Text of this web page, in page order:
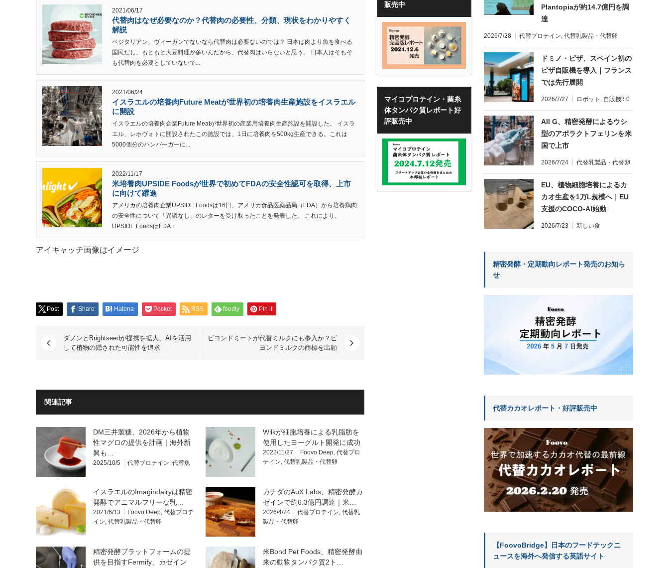
2021/06/17
代替肉はなぜ必要なのか？代替肉の必要性、分類、現状をわかりやすく
解説
ベジタリアン、ヴィーガンでないなら代替肉は必要ないのでは？ 日本は肉より魚を食べる
国民だし、もともと大豆料理が多いんだから、代替肉はいらないと思う。 日本人はそもそ
も代替肉を必要としていないで...
2021/06/24
イスラエルの培養肉Future Meatが世界初の培養肉生産施設をイスラエル
に開設
イスラエルの培養肉企業Future Meatが世界初の産業用培養肉生産施設を開設した。 イスラ
エル、レホヴォトに開設されたこの施設では、1日に培養肉を500kg生産できる。これは
5000個分のハンバーガーに...
2022/11/17
米培養肉UPSIDE Foodsが世界で初めてFDAの安全性認可を取得、上市
に向けて躍進
アメリカの培養肉企業UPSIDE Foodsは16日、アメリカ食品医薬品局（FDA）から培養鶏肉
の安全性について「異議なし」のレターを受け取ったことを発表した。 これにより、
UPSIDE FoodsはFDA...
アイキャッチ画像はイメージ
Post Share Hatena Pocket RSS feedly Pin it
ダノンとBrightseedが提携を拡大、AIを活用
して植物の隠された可能性を追求
ビヨンドミートが代替ミルクにも参入か？ビ
ヨンドミルクの商標を出願
関連記事
DM三井製糖、2026年から植物
性マグロの提供を計画｜海外新
興も…
2025/10/5 代替プロテイン, 代替魚
Wilkが細胞培養による乳脂肪を
使用したヨーグルト開発に成功
2022/11/27 Foovo Deep, 代替プロ
テイン, 代替乳製品・代替卵
イスラエルのImagindairyは精密
発酵でアニマルフリーな乳…
2021/6/13 Foovo Deep, 代替プロテ
イン, 代替乳製品・代替卵
カナダのAuX Labs、精密発酵カ
ゼインで約6.3億円調達｜米…
2026/4/24 代替プロテイン, 代替乳
製品・代替卵
精密発酵プラットフォームの提
供を目指すFermify、カゼイン
米Bond Pet Foods、精密発酵由
来の動物タンパク質2ト…
販売中
マイコプロテイン・菌糸
体タンパク質レポート好
評販売中
Plantopiaが約14.7億円を調
達
2026/7/28 代替プロテイン 代替乳製品・代替卵
ドミノ・ピザ、スペイン初の
ピザ自販機を導入｜フランス
では先行展開
2026/7/27 ロボット 自販機3.0
All G、精密発酵によるウシ
型のアポラクトフェリンを米
国で上市
2026/7/24 代替乳製品・代替卵
EU、植物細胞培養によるカ
カオ生産を1万L規模へ｜EU
支援のCOCO-AI始動
2026/7/23 新しい食
精密発酵・定期動向レポート発売のお知ら
せ
代替カカオレポート・好評販売中
【FoovoBridge】日本のフードテックニ
ュースを海外へ発信する英語サイト